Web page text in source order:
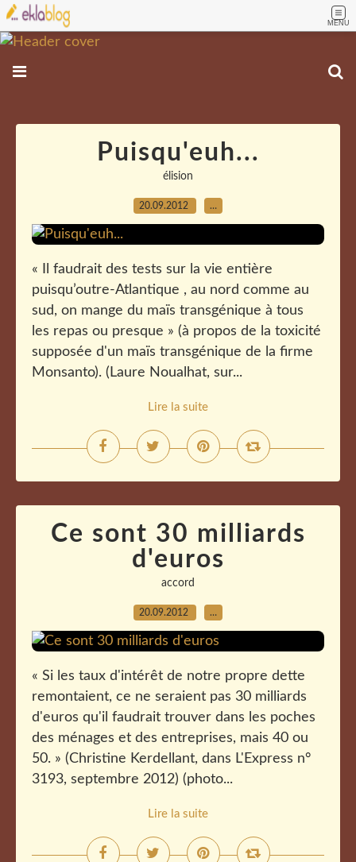
MENU
Puisqu'euh...
élision
20.09.2012 …
« Il faudrait des tests sur la vie entière
puisqu’outre-Atlantique , au nord comme au
sud, on mange du maïs transgénique à tous
les repas ou presque » (à propos de la toxicité
supposée d'un maïs transgénique de la firme
Monsanto). (Laure Noualhat, sur...
Lire la suite
Ce sont 30 milliards
d'euros
accord
20.09.2012 …
« Si les taux d'intérêt de notre propre dette
remontaient, ce ne seraient pas 30 milliards
d'euros qu'il faudrait trouver dans les poches
des ménages et des entreprises, mais 40 ou
50. » (Christine Kerdellant, dans L'Express n°
3193, septembre 2012) (photo...
Lire la suite